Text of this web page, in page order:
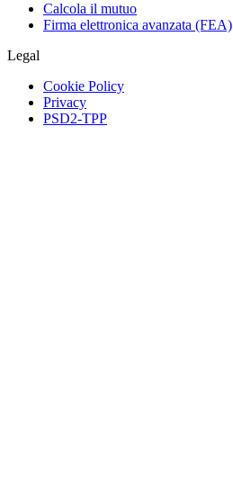
Calcola il mutuo
Firma elettronica avanzata (FEA)
Legal
Cookie Policy
Privacy
PSD2-TPP